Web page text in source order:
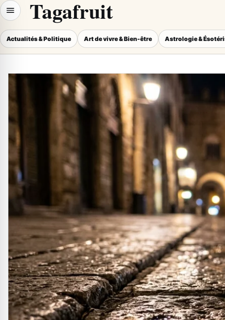
Tagafruit
Actualités & Politique Art de vivre & Bien-être Astrologie &